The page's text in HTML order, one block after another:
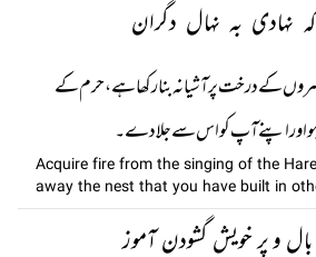
نہادی بہ نہال دگران
کے درخت پر آشیانہ بنا رکھا ہے، حرم کے
ہو اور اپنے آپ کو اس سے جلا دے۔
Acquire fire from the singing of the
away the nest that you have built in
و پر خویش گشودن آموز